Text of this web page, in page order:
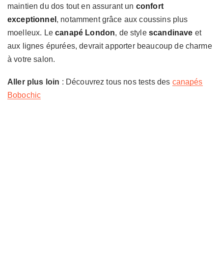
maintien du dos tout en assurant un confort
exceptionnel , notamment grâce aux coussins plus
moelleux. Lecanapé London, de style scandinave et
aux lignes épurées, devrait apporter beaucoup de charme
à votre salon.
Aller plus loin : Découvrez tous nos tests des canapés
Bobochic